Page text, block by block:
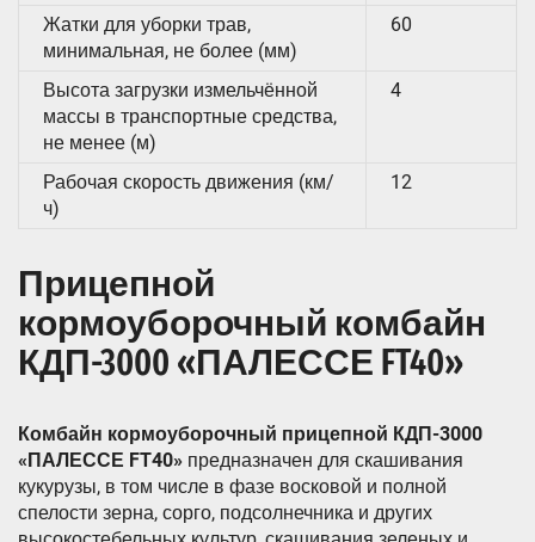
Жатки для уборки трав,
минимальная, не более (мм)
60
Высота загрузки измельчённой
массы в транспортные средства,
не менее (м)
4
Рабочая скорость движения (км/
ч)
12
Прицепной
кормоуборочный комбайн
КДП-3000 «ПАЛЕССЕ FT40»
Комбайн кормоуборочный прицепной КДП-3000
«ПАЛЕССЕ FT40» предназначен для скашивания
кукурузы, в том числе в фазе восковой и полной
спелости зерна, сорго, подсолнечника и других